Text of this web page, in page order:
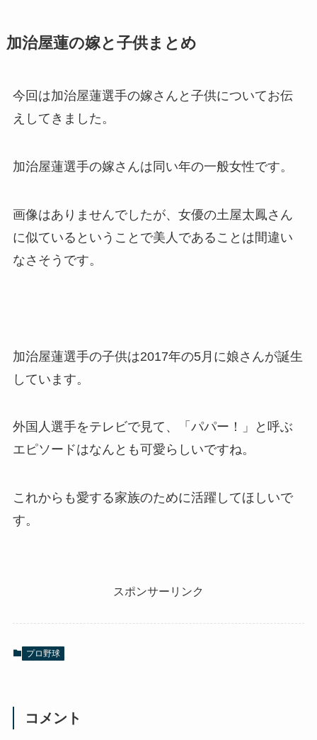
加治屋蓮の嫁と子供まとめ
今回は加治屋蓮選手の嫁さんと子供についてお伝
えしてきました。
加治屋蓮選手の嫁さんは同い年の一般女性です。
画像はありませんでしたが、女優の土屋太鳳さん
に似ているということで美人であることは間違い
なさそうです。
加治屋蓮選手の子供は2017年の5月に娘さんが誕生
しています。
外国人選手をテレビで見て、「パパー！」と呼ぶ
エピソードはなんとも可愛らしいですね。
これからも愛する家族のために活躍してほしいで
す。
スポンサーリンク
プロ野球
コメント